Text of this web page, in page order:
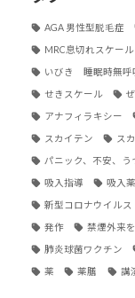
AGA 男性型脱毛症
MRC息切れスケール
いびき 睡眠時無呼
せきスケール
アナフィラキシー
スカイテン ス
パニック、不安、う
吸入指導 吸入薬
新型コロナウイル
発作 禁煙外来
肺炎球菌ワクチン
薬 薬膳 講